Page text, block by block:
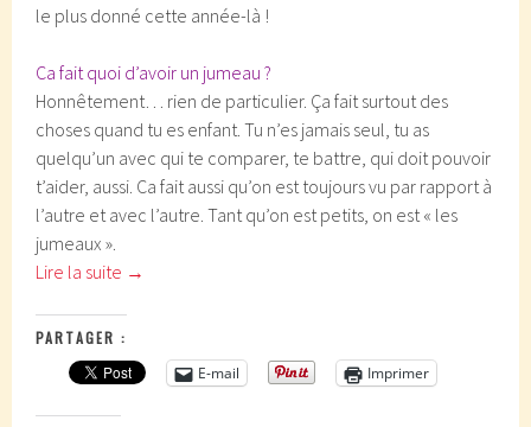
le plus donné cette année-là !
Ca fait quoi d’avoir un jumeau ?
Honnêtement… rien de particulier. Ça fait surtout des
choses quand tu es enfant. Tu n’es jamais seul, tu as
quelqu’un avec qui te comparer, te battre, qui doit pouvoir
t’aider, aussi. Ca fait aussi qu’on est toujours vu par rapport à
l’autre et avec l’autre. Tant qu’on est petits, on est « les
jumeaux ».
Lire la suite →
PARTAGER :
E-mail
Imprimer